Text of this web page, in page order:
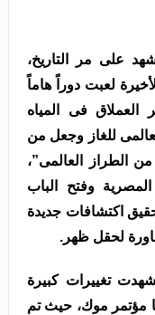
على مر التاريخ،
لعبت دوراً هاماً
فى المياه
للغاز وجعل من
الطراز العالمى”،
وفتح الباب
اكتشافات جديدة
لحقل ظهر.
تغييرات كبيرة
مؤتمر موك، حيث تم